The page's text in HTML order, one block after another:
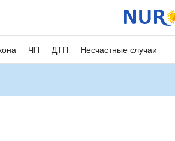
ЧП ДТП Несчастные случаи